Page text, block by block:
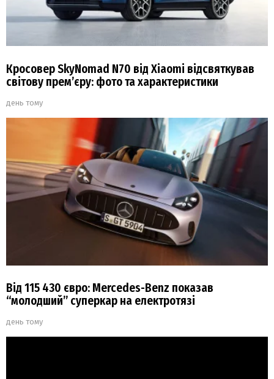
Кросовер SkyNomad N70 від Xiaomi відсвяткував
світову прем’єру: фото та характеристики
день тому
Від 115 430 євро: Mercedes-Benz показав
“молодший” суперкар на електротязі
день тому